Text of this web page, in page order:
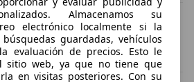
Skoda Scala nuevo
Almacenamos su
electrónico localmente si la
guardadas, vehículos
evaluación de precios. Esto le
sitio web, ya que no tiene que
en visitas posteriores. Con su